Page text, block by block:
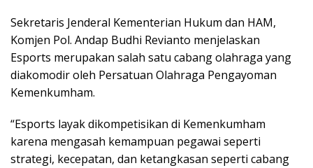
Sekretaris Jenderal Kementerian Hukum dan HAM,
Komjen Pol. Andap Budhi Revianto menjelaskan
Esports merupakan salah satu cabang olahraga yang
diakomodir oleh Persatuan Olahraga Pengayoman
Kemenkumham.
“Esports layak dikompetisikan di Kemenkumham
karena mengasah kemampuan pegawai seperti
strategi, kecepatan, dan ketangkasan seperti cabang